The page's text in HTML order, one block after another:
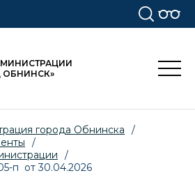
ОБНИНСК»
города Обнинска
/
/
/
п от 30.04.2026